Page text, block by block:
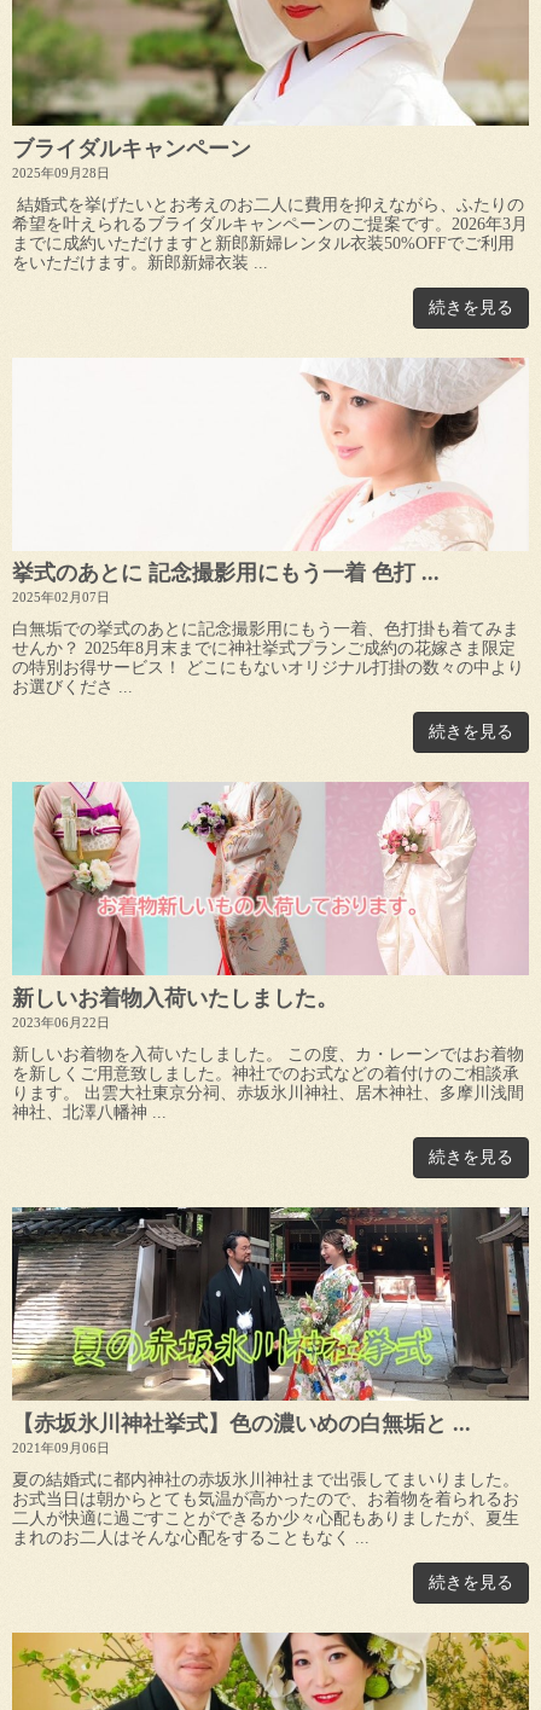
ブライダルキャンペーン
2025年09月28日
結婚式を挙げたいとお考えのお二人に費用を抑えながら、ふたりの
希望を叶えられるブライダルキャンペーンのご提案です。2026年3月
までに成約いただけますと新郎新婦レンタル衣装50%OFFでご利用
をいただけます。新郎新婦衣装 ...
続きを見る
挙式のあとに 記念撮影用にもう一着 色打 ...
2025年02月07日
白無垢での挙式のあとに記念撮影用にもう一着、色打掛も着てみま
せんか？ 2025年8月末までに神社挙式プランご成約の花嫁さま限定
の特別お得サービス！ どこにもないオリジナル打掛の数々の中より
お選びくださ ...
続きを見る
新しいお着物入荷いたしました。
2023年06月22日
新しいお着物を入荷いたしました。 この度、カ・レーンではお着物
を新しくご用意致しました。神社でのお式などの着付けのご相談承
ります。 出雲大社東京分祠、赤坂氷川神社、居木神社、多摩川浅間
神社、北澤八幡神 ...
続きを見る
【赤坂氷川神社挙式】色の濃いめの白無垢と ...
2021年09月06日
夏の結婚式に都内神社の赤坂氷川神社まで出張してまいりました。
お式当日は朝からとても気温が高かったので、お着物を着られるお
二人が快適に過ごすことができるか少々心配もありましたが、夏生
まれのお二人はそんな心配をすることもなく ...
続きを見る